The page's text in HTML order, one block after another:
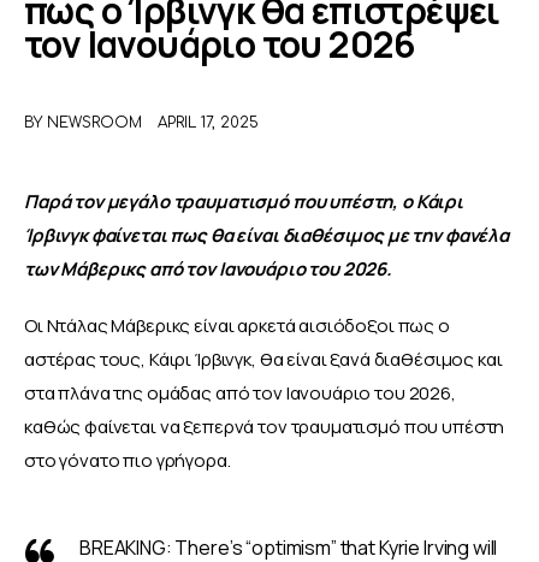
ΑΦΙΕΡΩΜΑΤΑ
MEET THE TEAM
τον Ιανουάριο του 2026
BY NEWSROOM APRIL 17, 2025
Παρά τον μεγάλο τραυματισμό που υπέστη, ο Κάιρι
Ίρβινγκ φαίνεται πως θα είναι διαθέσιμος με την φανέλα
των Μάβερικς από τον Ιανουάριο του 2026.
Οι Ντάλας Μάβερικς είναι αρκετά αισιόδοξοι πως ο
αστέρας τους, Κάιρι Ίρβινγκ, θα είναι ξανά διαθέσιμος και
στα πλάνα της ομάδας από τον Ιανουάριο του 2026,
καθώς φαίνεται να ξεπερνά τον τραυματισμό που υπέστη
στο γόνατο πιο γρήγορα.
BREAKING: There’s “optimism” that Kyrie Irving will